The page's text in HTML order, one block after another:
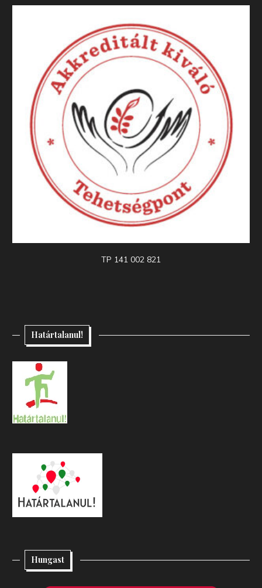
TP 141 002 821
Határtalanul!
Hungast